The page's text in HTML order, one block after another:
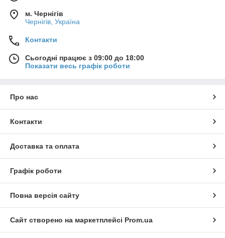
м. Чернігів
Чернігів, Україна
Контакти
Сьогодні працює з 09:00 до 18:00
Показати весь графік роботи
Про нас
Контакти
Доставка та оплата
Графік роботи
Повна версія сайту
Сайт створено на маркетплейсі Prom.ua